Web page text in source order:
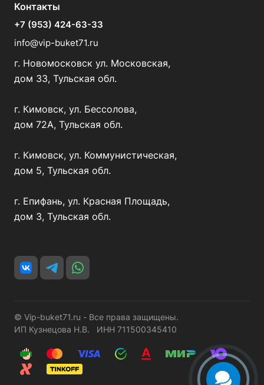
Контакты
+7 (953) 424-63-33
info@vip-buket71.ru
г. Новомосковск ул. Московская,
дом 33, Тульская обл.
г. Кимовск, ул. Бессолова,
дом 72А, Тульская обл.
г. Кимовск, ул. Коммунистическая,
дом 5, Тульская обл.
г. Епифань, ул. Красная Площадь,
дом 3, Тульская обл.
© Vip-buket71.ru - Все права защищены.
ИП Кузнецова Н.В. ИНН 711500345410